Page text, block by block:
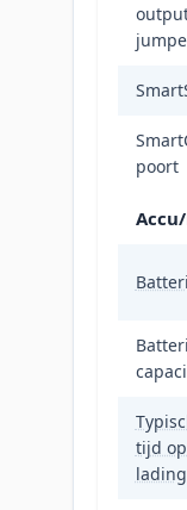
poort
tijd
lading